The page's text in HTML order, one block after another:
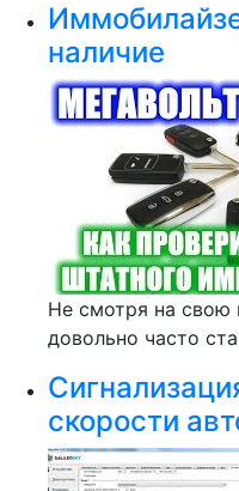
наличие
Не смотря на свою
довольно часто
скорости